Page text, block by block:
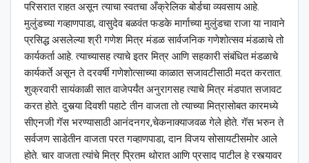
परिसरात राहत असून त्याचा स्वतचा अँक्रेलिक बोर्डचा व्यवसाय आहे.
मुलुंडच्या गव्हाणपाडा, वासुदेव बळवंत फडके मार्गाच्या मुलुंडचा राजा या नावाने
प्रसिद्ध असलेल्या श्री गणेश मित्र मंडळ सार्वजनिक गणेशोत्सव मंडळाचे तो
कार्यकर्ता आहे. त्याच्यासह त्याचे इतर मित्र आणि सहकारी संबंधित मंडळाचे
कार्यकर्ते असून ते दरवर्षी गणेशोत्साच्या काळात सजावटीसाठी मदत करतात.
शुक्रवारी सायंकाळी सात वाजेपर्यंत अनुरागसह त्याचे मित्र मंडपात सजावट
करत होते. दुसर्‍या दिवशी पहाटे तीन वाजता तो त्याच्या मित्रासोबत कारमध्ये
सीएनजी गॅस भरण्यासाठी आनंदनगर,चेकनाक्याजवळ गेले होते. गॅस भरुन ते
सर्वजण साडेतीन वाजता परत गव्हाणपाडा, दान विजय सोसायटीसमोर आले
होते. चार वाजता त्यांचे मित्र प्रितम थोरात आणि प्रसाद पाटील हे रस्त्यावर